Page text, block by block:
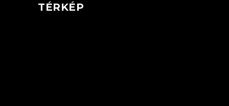
TÉRKÉP